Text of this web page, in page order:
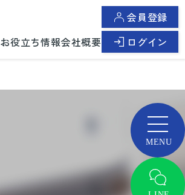
お役立ち情報会社概要
会員登録
ログイン